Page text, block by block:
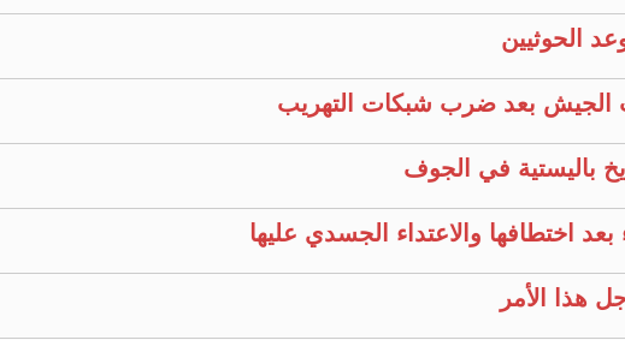
الحوثيين
الجيش بعد ضرب شبكات التهريب
باليستية في الجوف
اختطافها والاعتداء الجسدي عليها
هذا الأمر